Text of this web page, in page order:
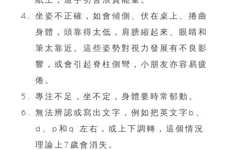
坐姿不正確，如會傾側、伏在桌上、捲曲
身體，頭靠得太低，肩膀縮起來、眼睛和
筆太靠近。這些姿勢對視力發展有不良影
響，或會引起脊柱側彎，小朋友亦容易疲
倦。
專注不足，坐不定，身體要時常郁動。
無法辨認或寫出文字，例如把英文字b、
d、p和q 左右，或上下調轉，這個情況
理論上7歲會消失。